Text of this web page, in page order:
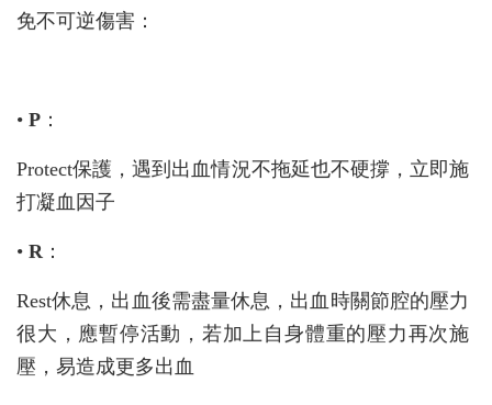
免不可逆傷害：
• P ：
Protect保護，遇到出血情況不拖延也不硬撐，立即施
打凝血因子
• R ：
Rest休息，出血後需盡量休息，出血時關節腔的壓力
很大，應暫停活動，若加上自身體重的壓力再次施
壓，易造成更多出血